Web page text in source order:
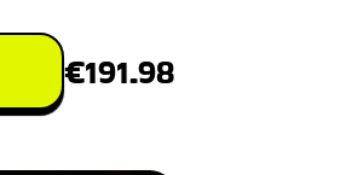
€191.98